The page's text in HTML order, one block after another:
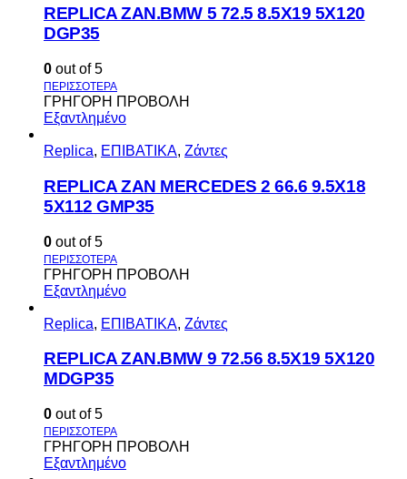
REPLICA ZAN.BMW 5 72.5 8.5X19 5X120
DGP35
0 out of 5
ΓΡΗΓΟΡΗ ΠΡΟΒΟΛΗ
Εξαντλημένο
Replica, ΕΠΙΒΑΤΙΚΑ, Ζάντες
REPLICA ZAN MERCEDES 2 66.6 9.5X18
5X112 GMP35
0 out of 5
ΓΡΗΓΟΡΗ ΠΡΟΒΟΛΗ
Εξαντλημένο
Replica, ΕΠΙΒΑΤΙΚΑ, Ζάντες
REPLICA ZAN.BMW 9 72.56 8.5X19 5X120
MDGP35
0 out of 5
ΓΡΗΓΟΡΗ ΠΡΟΒΟΛΗ
Εξαντλημένο